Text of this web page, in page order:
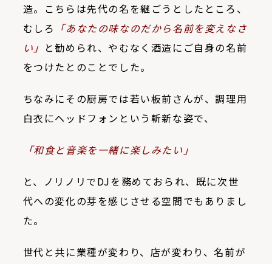
造。こちらは先代の名を継ごうとしたところ、
むしろ 「あなたの味なのだから名前を変えなさ
い」 と勧められ、やむなく酒造にご自身の名前
をつけたとのことでした。
ちなみにその厨房では若い板前さんが、調理用
白衣にヘッドフォンという斬新な姿で、
「和食と音楽を一緒に楽しみたい」
と、ノリノリでDJを務めておられ、既に次世
代への変化の芽を感じさせる空間でもありまし
た。
世代と共に業種が変わり、店が変わり、名前が